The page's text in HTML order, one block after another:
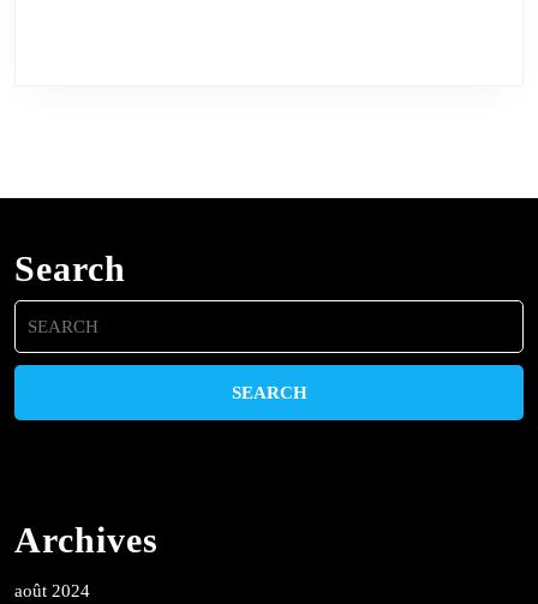
Search
Search
for:
Archives
août 2024